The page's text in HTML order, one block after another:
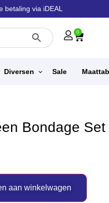
betaling via iDEAL
0
Diversen Sale
Bondage Set
aan winkelwagen